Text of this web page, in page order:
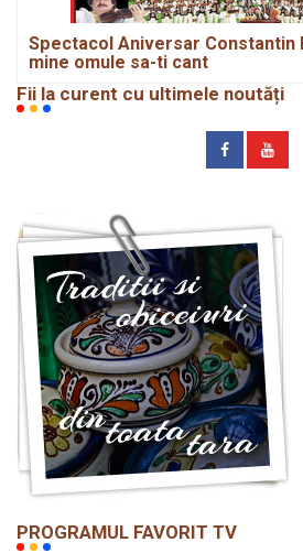
Spectacol Aniversar Constantin
mine omule sa-ti cant
Fii la curent cu ultimele noutăți
PROGRAMUL FAVORIT TV